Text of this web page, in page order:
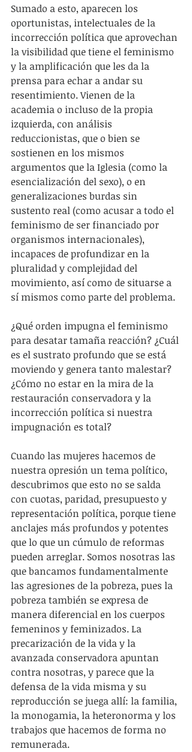
Sumado a esto, aparecen los
oportunistas, intelectuales de la
incorrección política que aprovechan
la visibilidad que tiene el feminismo
y la amplificación que les da la
prensa para echar a andar su
resentimiento. Vienen de la
academia o incluso de la propia
izquierda, con análisis
reduccionistas, que o bien se
sostienen en los mismos
argumentos que la Iglesia (como la
esencialización del sexo), o en
generalizaciones burdas sin
sustento real (como acusar a todo el
feminismo de ser financiado por
organismos internacionales),
incapaces de profundizar en la
pluralidad y complejidad del
movimiento, así como de situarse a
sí mismos como parte del problema.
¿Qué orden impugna el feminismo
para desatar tamaña reacción? ¿Cuál
es el sustrato profundo que se está
moviendo y genera tanto malestar?
¿Cómo no estar en la mira de la
restauración conservadora y la
incorrección política si nuestra
impugnación es total?
Cuando las mujeres hacemos de
nuestra opresión un tema político,
descubrimos que esto no se salda
con cuotas, paridad, presupuesto y
representación política, porque tiene
anclajes más profundos y potentes
que lo que un cúmulo de reformas
pueden arreglar. Somos nosotras las
que bancamos fundamentalmente
las agresiones de la pobreza, pues la
pobreza también se expresa de
manera diferencial en los cuerpos
femeninos y feminizados. La
precarización de la vida y la
avanzada conservadora apuntan
contra nosotras, y parece que la
defensa de la vida misma y su
reproducción se juega allí: la familia,
la monogamia, la heteronorma y los
trabajos que hacemos de forma no
remunerada.